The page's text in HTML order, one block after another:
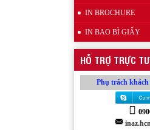
IN BROCHURE
IN BAO BÌ GIẤY
HỖ TRỢ TRỰC
Phụ trách